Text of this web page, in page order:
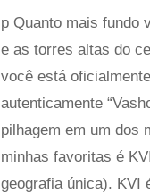
p Quanto mais fundo
e as torres altas do
você está
autenticamente
pilhagem em um dos
minhas favoritas é
geografia única). KVI